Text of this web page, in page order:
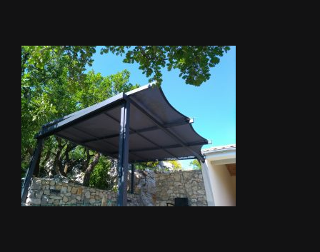
METALLERIE
ÉQUIPEMENTS AGRICOLES
CONTACT